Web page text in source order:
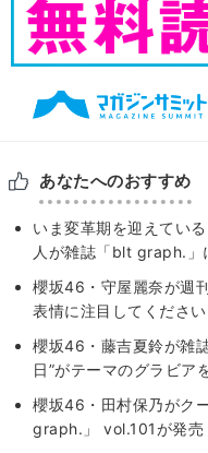
あなたへのおすすめ
いま変革期を迎えてい
人が雑誌「blt graph.」
櫻坂46・守屋麗奈が週
表情に注目してください
櫻坂46・藤吉夏鈴が雑
日”がテーマのグラビア
櫻坂46・田村保乃がク
graph.」 vol.101が発売